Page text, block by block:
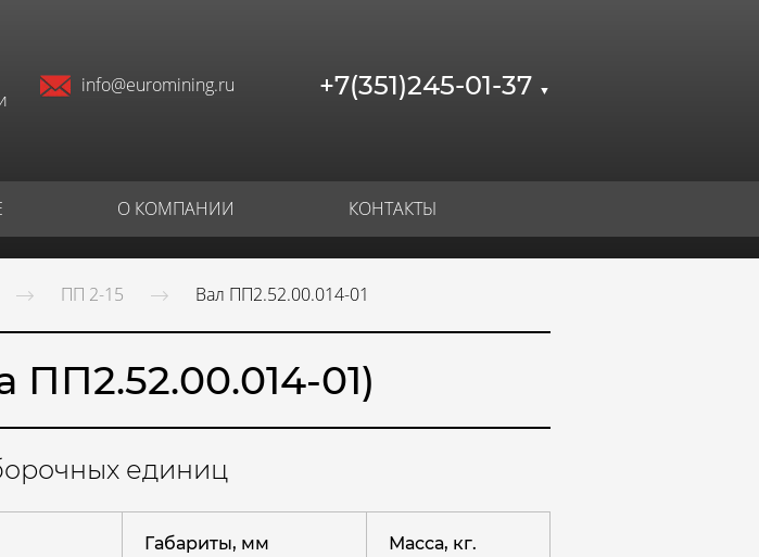
info@euromining.ru +7(351)245-01-37 ▼
О КОМПАНИИ КОНТАКТЫ
ПП 2-15 Вал ПП2.52.00.014-01
01)
единиц
Габариты, мм Масса, кг.